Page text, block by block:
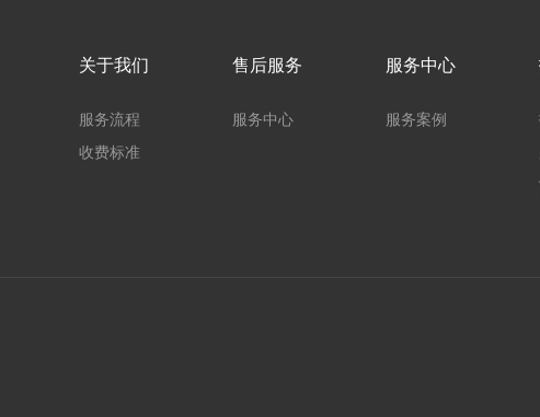
关于我们
服务流程
收费标准
售后服务
服务中心
服务中心
服务案例